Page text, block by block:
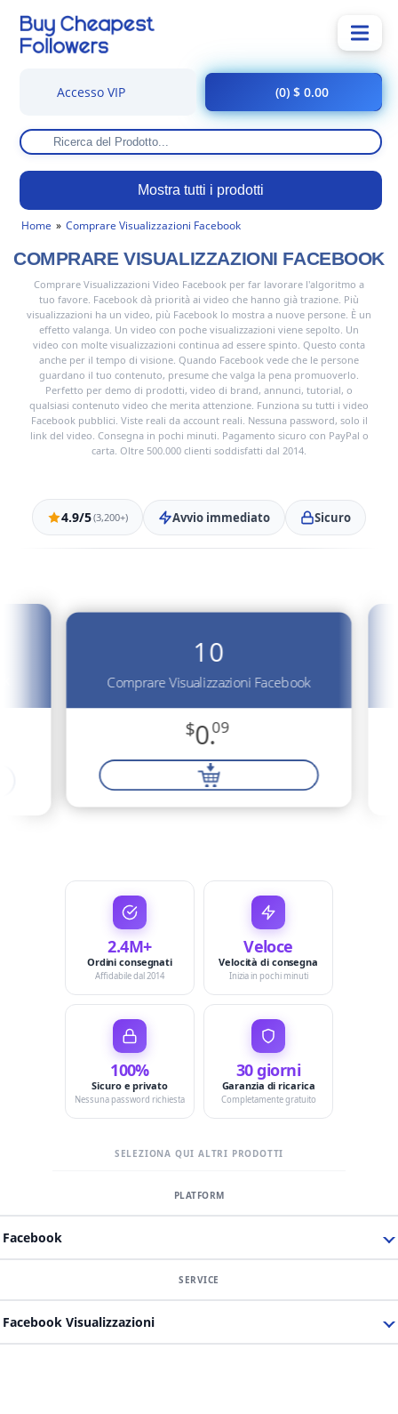
Mostra tutti i prodotti
Accesso VIP (0) $ 0.00
Home Comprare Visualizzazioni Facebook
COMPRARE VISUALIZZAZIONI FACEBOOK
Comprare Visualizzazioni Video Facebook per far lavorare l'algoritmo a
tuo favore. Facebook dà priorità ai video che hanno già trazione. Più
visualizzazioni ha un video, più Facebook lo mostra a nuove persone. È un
effetto valanga. Un video con poche visualizzazioni viene sepolto. Un
video con molte visualizzazioni continua ad essere spinto. Questo conta
anche per il tempo di visione. Quando Facebook vede che le persone
guardano il tuo contenuto, presume che valga la pena promuoverlo.
Perfetto per demo di prodotti, video di brand, annunci, tutorial, o
qualsiasi contenuto video che merita attenzione. Funziona su tutti i video
Facebook pubblici. Viste reali da account reali. Nessuna password, solo il
link del video. Consegna in pochi minuti. Pagamento sicuro con PayPal o
carta. Oltre 500.000 clienti soddisfatti dal 2014.
4.9/5(3,200+) Avvio immediato Sicuro
10
Comprare Visualizzazioni Facebook
$0.09
2.4M+
Ordini consegnati
Affidabile dal 2014
Veloce
Velocità di consegna
Inizia in pochi minuti
100%
Sicuro e privato
Nessuna password richiesta
30 giorni
Garanzia di ricarica
Completamente gratuito
SELEZIONA QUI ALTRI PRODOTTI
Facebook
Facebook Visualizzazioni